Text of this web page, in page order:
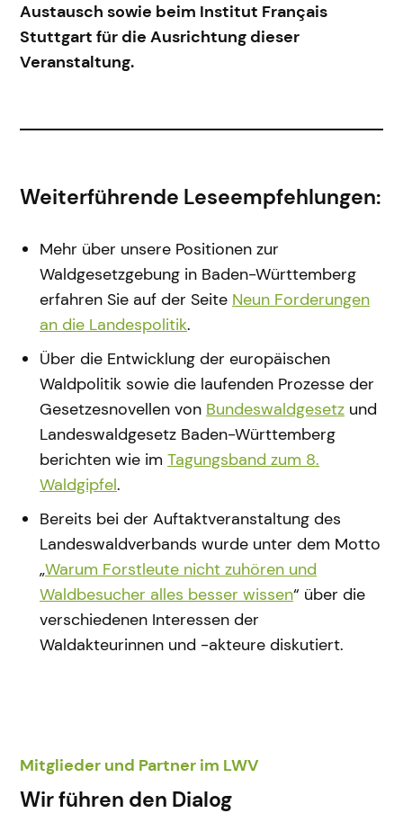
Austausch sowie beim Institut Français
Stuttgart für die Ausrichtung dieser
Veranstaltung.
Weiterführende Leseempfehlungen:
Mehr über unsere Positionen zur
Waldgesetzgebung in Baden-Württemberg
erfahren Sie auf der Seite Neun Forderungen
an die Landespolitik.
Über die Entwicklung der europäischen
Waldpolitik sowie die laufenden Prozesse der
Gesetzesnovellen von Bundeswaldgesetz und
Landeswaldgesetz Baden-Württemberg
berichten wie im Tagungsband zum 8.
Waldgipfel.
Bereits bei der Auftaktveranstaltung des
Landeswaldverbands wurde unter dem Motto
„Warum Forstleute nicht zuhören und
Waldbesucher alles besser wissen“ über die
verschiedenen Interessen der
Waldakteurinnen und -akteure diskutiert.
Mitglieder und Partner im LWV
Wir führen den Dialog